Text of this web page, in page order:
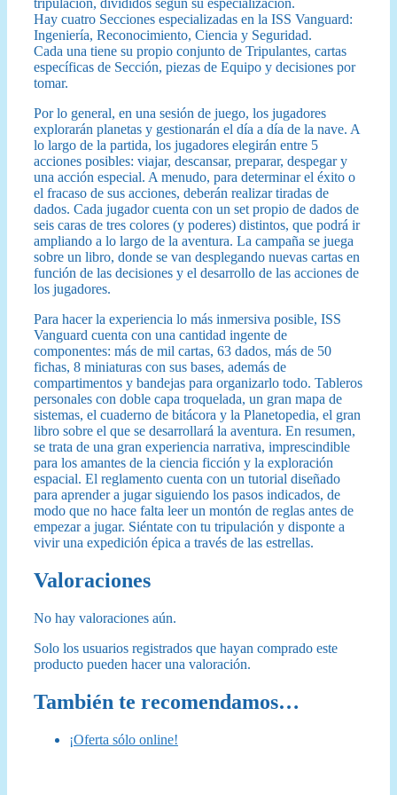
tripulación, divididos según su especialización.
Hay cuatro Secciones especializadas en la ISS Vanguard:
Ingeniería, Reconocimiento, Ciencia y Seguridad.
Cada una tiene su propio conjunto de Tripulantes, cartas
específicas de Sección, piezas de Equipo y decisiones por
tomar.
Por lo general, en una sesión de juego, los jugadores
explorarán planetas y gestionarán el día a día de la nave. A
lo largo de la partida, los jugadores elegirán entre 5
acciones posibles: viajar, descansar, preparar, despegar y
una acción especial. A menudo, para determinar el éxito o
el fracaso de sus acciones, deberán realizar tiradas de
dados. Cada jugador cuenta con un set propio de dados de
seis caras de tres colores (y poderes) distintos, que podrá ir
ampliando a lo largo de la aventura. La campaña se juega
sobre un libro, donde se van desplegando nuevas cartas en
función de las decisiones y el desarrollo de las acciones de
los jugadores.
Para hacer la experiencia lo más inmersiva posible, ISS
Vanguard cuenta con una cantidad ingente de
componentes: más de mil cartas, 63 dados, más de 50
fichas, 8 miniaturas con sus bases, además de
compartimentos y bandejas para organizarlo todo. Tableros
personales con doble capa troquelada, un gran mapa de
sistemas, el cuaderno de bitácora y la Planetopedia, el gran
libro sobre el que se desarrollará la aventura. En resumen,
se trata de una gran experiencia narrativa, imprescindible
para los amantes de la ciencia ficción y la exploración
espacial. El reglamento cuenta con un tutorial diseñado
para aprender a jugar siguiendo los pasos indicados, de
modo que no hace falta leer un montón de reglas antes de
empezar a jugar. Siéntate con tu tripulación y disponte a
vivir una expedición épica a través de las estrellas.
Valoraciones
No hay valoraciones aún.
Solo los usuarios registrados que hayan comprado este
producto pueden hacer una valoración.
También te recomendamos…
¡Oferta sólo online!